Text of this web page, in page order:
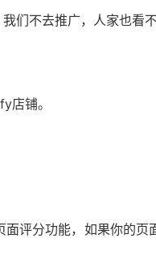
们不去推广，人家也看不
店铺。
评分功能，如果你的页